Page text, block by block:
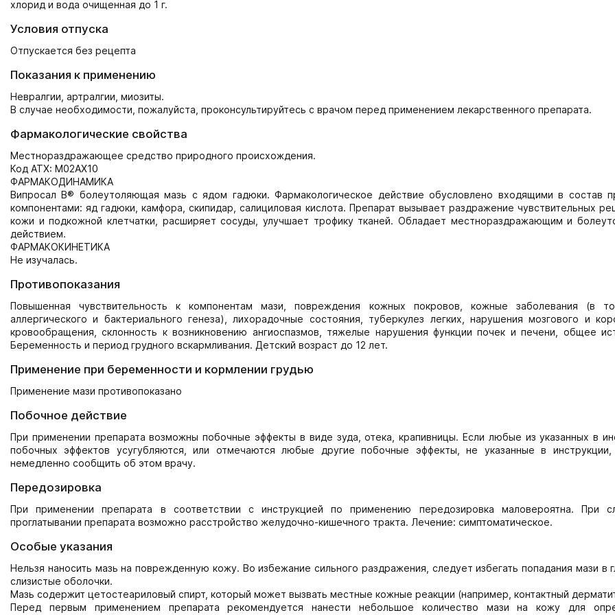
хлорид и вода очищенная до 1 г.
Условия отпуска
Отпускается без рецепта
Показания к применению
Невралгии, артралгии, миозиты.
В случае необходимости, пожалуйста, проконсультируйтесь с врачом перед применением лекарственного препарата.
Фармакологические свойства
Местнораздражающее средство природного происхождения.
Код АТХ: M02AX10
ФАРМАКОДИНАМИКА
Випросал В® болеутоляющая мазь с ядом гадюки. Фармакологическое действие обусловлено входящими в состав
компонентами: яд гадюки, камфора, скипидар, салициловая кислота. Препарат вызывает раздражение чувствительных
кожи и подкожной клетчатки, расширяет сосуды, улучшает трофику тканей. Обладает местнораздражающим и
действием.
ФАРМАКОКИНЕТИКА
Не изучалась.
Противопоказания
Повышенная чувствительность к компонентам мази, повреждения кожных покровов, кожные заболевания (в
аллергического и бактериального генеза), лихорадочные состояния, туберкулез легких, нарушения мозгового и
кровообращения, склонность к возникновению ангиоспазмов, тяжелые нарушения функции почек и печени, общее
Беременность и период грудного вскармливания. Детский возраст до 12 лет.
Применение при беременности и кормлении грудью
Применение мази противопоказано
Побочное действие
При применении препарата возможны побочные эффекты в виде зуда, отека, крапивницы. Если любые из указанных в
побочных эффектов усугубляются, или отмечаются любые другие побочные эффекты, не указанные в инструкции,
немедленно сообщить об этом врачу.
Передозировка
При применении препарата в соответствии с инструкцией по применению передозировка маловероятна. При
проглатывании препарата возможно расстройство желудочно-кишечного тракта. Лечение: симптоматическое.
Особые указания
Нельзя наносить мазь на поврежденную кожу. Во избежание сильного раздражения, следует избегать попадания мази в
слизистые оболочки.
Мазь содержит цетостеариловый спирт, который может вызвать местные кожные реакции (например, контактный
Перед первым применением препарата рекомендуется нанести небольшое количество мази на кожу для